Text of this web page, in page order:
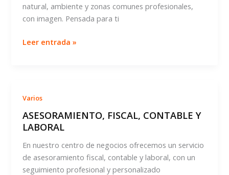
negocios
natural, ambiente y zonas comunes profesionales,
con imagen. Pensada para ti
COWORKING
Leer entrada »
Varios
ASESORAMIENTO, FISCAL, CONTABLE Y
LABORAL
En nuestro centro de negocios ofrecemos un servicio
de asesoramiento fiscal, contable y laboral, con un
seguimiento profesional y personalizado